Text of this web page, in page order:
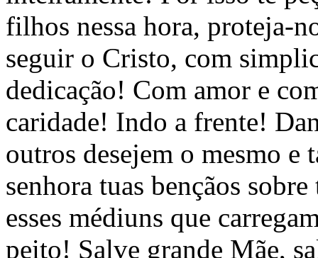
filhos nessa hora, proteja-
seguir o Cristo, com
dedicação! Com amor e
caridade! Indo a frente!
outros desejem o mesmo e
senhora tuas bençãos
esses médiuns que
peito! Salve grande Mãe,